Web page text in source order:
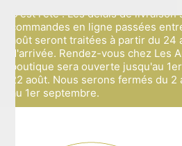
C'est l'été ! Les délais de
commandes en ligne passées
août seront traitées à partir du 24
d'arrivée. Rendez-vous chez Les
boutique sera ouverte jusqu'au
22 août. Nous serons fermés du 2
au 1er septembre.